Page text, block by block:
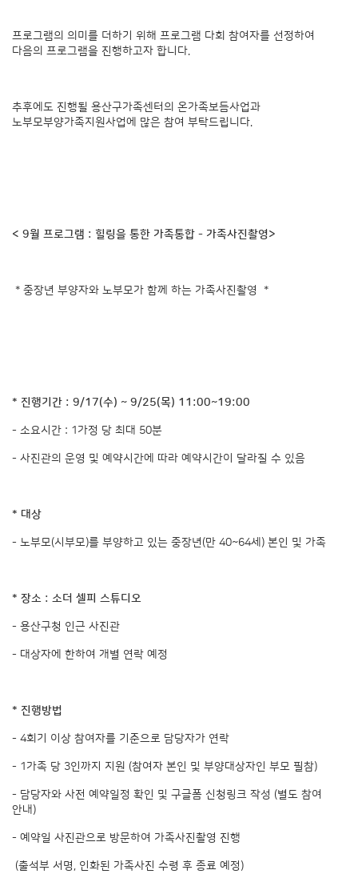
프로그램의 의미를 더하기 위해 프로그램 다회 참여자를 선정하여
다음의 프로그램을 진행하고자 합니다.
추후에도 진행될 용산구가족센터의 온가족보듬사업과
노부모부양가족지원사업에 많은 참여 부탁드립니다.
< 9월 프로그램 : 힐링을 통한 가족통합 - 가족사진촬영>
* 중장년 부양자와 노부모가 함께 하는 가족사진촬영 *
* 진행기간 : 9/17(수) ~ 9/25(목) 11:00~19:00
- 소요시간 : 1가정 당 최대 50분
- 사진관의 운영 및 예약시간에 따라 예약시간이 달라질 수 있음
* 대상
- 노부모(시부모)를 부양하고 있는 중장년(만 40~64세) 본인 및 가족
* 장소 : 소더 셀피 스튜디오
- 용산구청 인근 사진관
- 대상자에 한하여 개별 연락 예정
* 진행방법
- 4회기 이상 참여자를 기준으로 담당자가 연락
- 1가족 당 3인까지 지원 (참여자 본인 및 부양대상자인 부모 필참)
- 담당자와 사전 예약일정 확인 및 구글폼 신청링크 작성 (별도 참여
안내)
- 예약일 사진관으로 방문하여 가족사진촬영 진행
(출석부 서명, 인화된 가족사진 수령 후 종료 예정)